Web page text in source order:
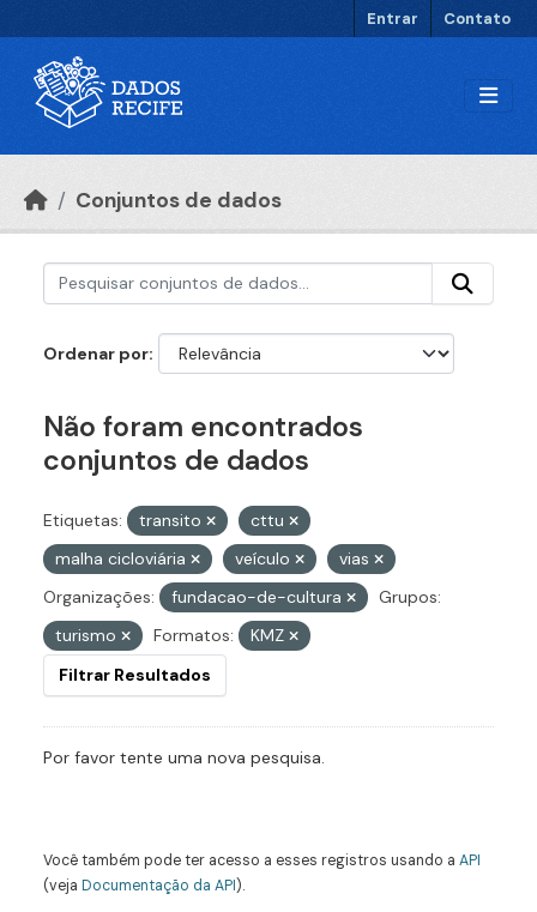
Entrar Contato
Conjuntos de dados
Ordenar por
Não foram encontrados
conjuntos de dados
Etiquetas: transito
cttu
malha cicloviária
veículo
vias
Organizações:
fundacao-de-cultura
Grupos:
turismo
Formatos:
KMZ
Filtrar Resultados
Por favor tente uma nova pesquisa.
Você também pode ter acesso a esses registros usando a API
(veja Documentação da API).